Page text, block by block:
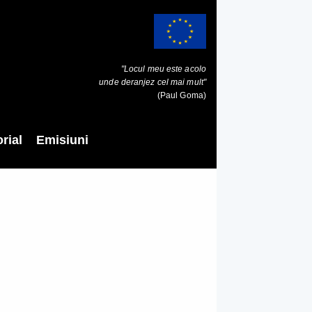
"Locul meu este acolo
unde deranjez cel mai mult"
(Paul Goma)
Emisiuni